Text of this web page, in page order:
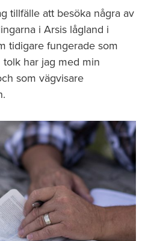
tillfälle att besöka några av
i Arsis lågland i
tidigare fungerade som
tolk har jag med min
som vägvisare